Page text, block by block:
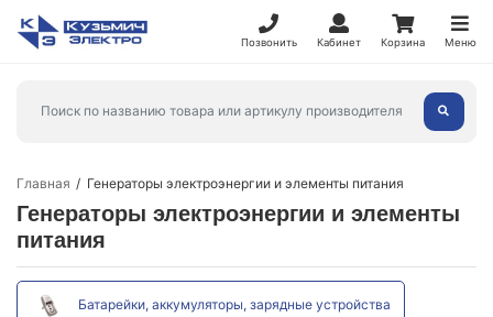
Позвонить Кабинет Корзина Меню
Главная Генераторы электроэнергии и элементы питания
Генераторы электроэнергии и элементы
питания
Батарейки, аккумуляторы, зарядные устройства